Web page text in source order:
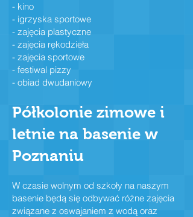
- kino
- igrzyska sportowe
- zajęcia plastyczne
- zajęcia rękodzieła
- zajęcia sportowe
- festiwal pizzy
- obiad dwudaniowy
Półkolonie zimowe i
letnie na basenie w
Poznaniu
W czasie wolnym od szkoły na naszym
basenie będą się odbywać różne zajęcia
związane z oswajaniem z wodą oraz